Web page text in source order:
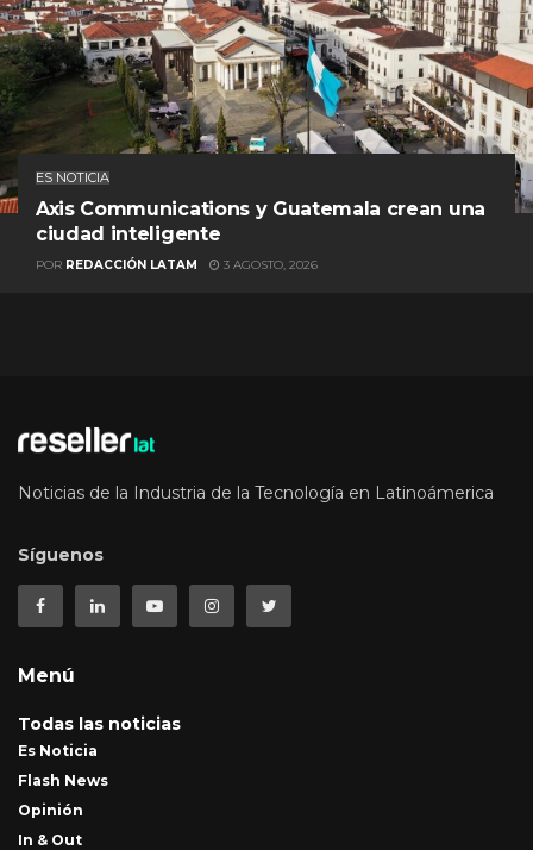
ES NOTICIA
Axis Communications y Guatemala crean una
ciudad inteligente
POR REDACCIÓN LATAM 3 AGOSTO, 2026
Noticias de la Industria de la Tecnología en Latinoámerica
Síguenos
Menú
Todas las noticias
Es Noticia
Flash News
Opinión
In & Out